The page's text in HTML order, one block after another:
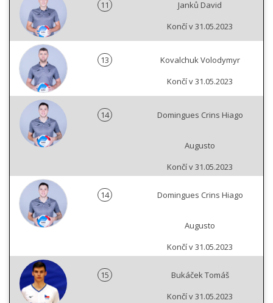
11
Janků David
Končí v 31.05.2023
13
Kovalchuk Volodymyr
Končí v 31.05.2023
14 Domingues Crins Hiago
Augusto
Končí v 31.05.2023
14 Domingues Crins Hiago
Augusto
Končí v 31.05.2023
15
Bukáček Tomáš
Končí v 31.05.2023